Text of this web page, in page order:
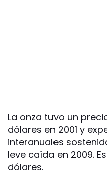
La onza tuvo un
dólares en 2001 y
interanuales
leve caída en 2009.
dólares.